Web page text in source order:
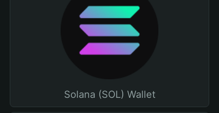
Solana (SOL) Wallet